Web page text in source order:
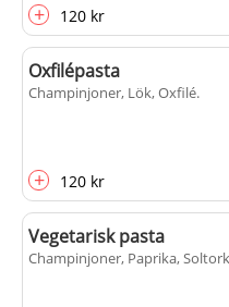
+ 120 kr
Oxfilépasta
Champinjoner, Lök, Oxfilé.
+ 120 kr
Vegetarisk pasta
Champinjoner, Paprika,